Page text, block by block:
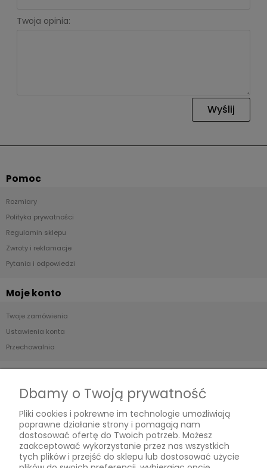
Twoja opinia:
Wyślij
Pomoc
Rozmiary
Polityka prywatności
Regulamin sklepu
Zwroty i reklamacje
Pytania i odpowiedzi
Moje konto
Twoje zamówienia
Ustawienia konta
Przechowalnia
Formy płatności
Czas i koszty dostawy
Czas realizacji zamówienia
Informacje
Dbamy o Twoją prywatność
Pliki cookies i pokrewne im technologie umożliwiają
poprawne działanie strony i pomagają nam
dostosować ofertę do Twoich potrzeb. Możesz
zaakceptować wykorzystanie przez nas wszystkich
tych plików i przejść do sklepu lub dostosować użycie